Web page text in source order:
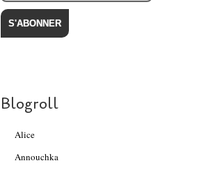
Blogroll
Alice
Annouchka